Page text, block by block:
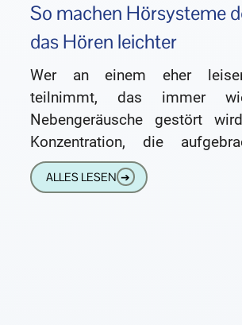
So machen Hörsysteme
das Hören leichter
Wer an einem eher
teilnimmt, das immer
Nebengeräusche gestört
Konzentration, die
muss, um alles mit zu
bleibt am Ende
ALLES LESEN ➔